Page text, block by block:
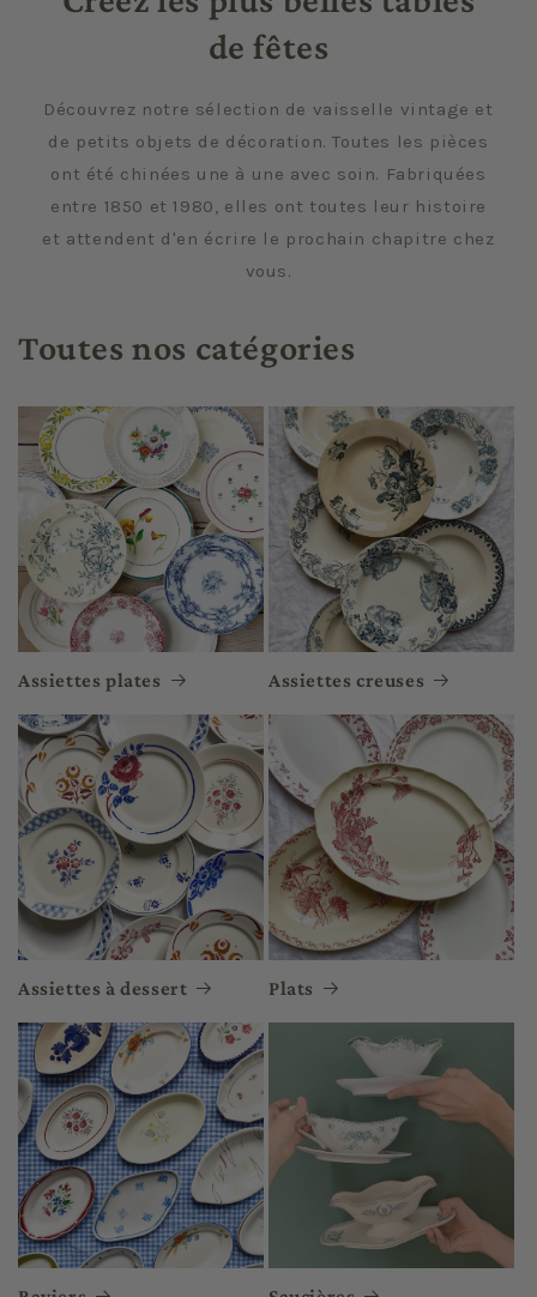
de fêtes
Découvrez notre sélection de vaisselle vintage et
de petits objets de décoration. Toutes les pièces
ont été chinées une à une avec soin. Fabriquées
entre 1850 et 1980, elles ont toutes leur histoire
et attendent d'en écrire le prochain chapitre chez
vous.
Toutes nos catégories
Assiettes plates Assiettes creuses
Assiettes à dessert Plats